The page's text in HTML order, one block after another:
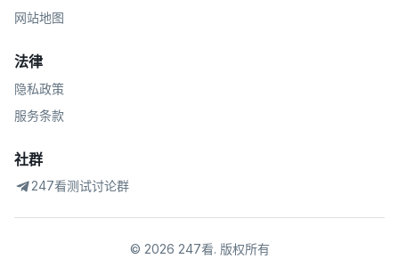
网站地图
法律
隐私政策
服务条款
社群
247看测试讨论群
© 2026 247看. 版权所有